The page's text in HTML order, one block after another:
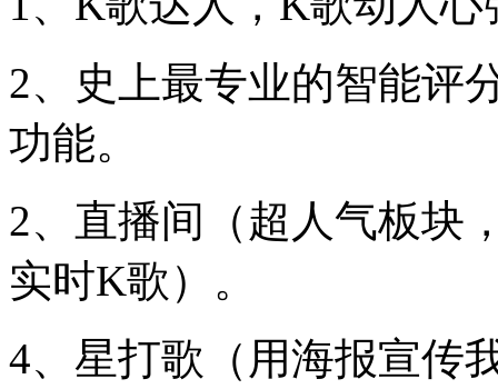
2、史上最专业的智能评
功能。
2、直播间（超人气板块
实时K歌）。
4、星打歌（用海报宣传